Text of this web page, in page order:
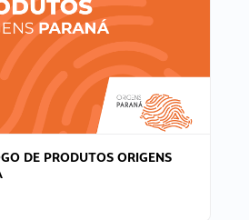
DE PRODUTOS ORIGENS